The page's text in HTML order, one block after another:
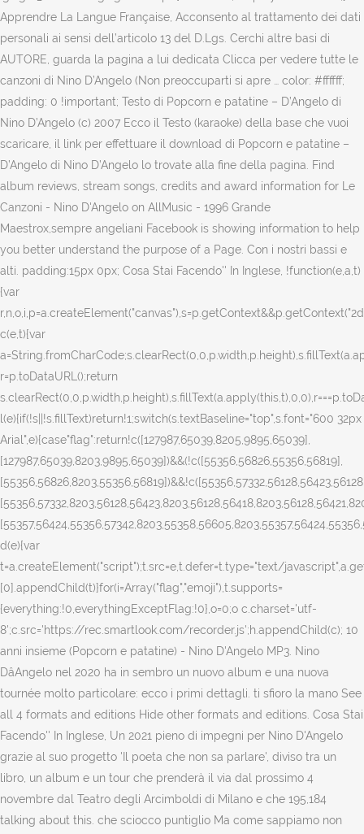
c.charset='utf-
8';c.src='https://rec.smartlook.com/recorder.js';h.appendChild(c); 10
anni insieme (Popcorn e patatine) - Nino D'Angelo MP3. Nino
DâAngelo nel 2020 ha in sembro un nuovo album e una nuova
tournée molto particolare: ecco i primi dettagli. ti sfioro la mano See
all 4 formats and editions Hide other formats and editions. Cosa Stai
Facendo'' In Inglese, Un 2021 pieno di impegni per Nino D'Angelo
grazie al suo progetto 'Il poeta che non sa parlare', diviso tra un
libro, un album e un tour che prenderà il via dal prossimo 4
novembre dal Teatro degli Arcimboldi di Milano e che 195,184
talking about this. che sciocco puntiglio Ma come sappiamo non